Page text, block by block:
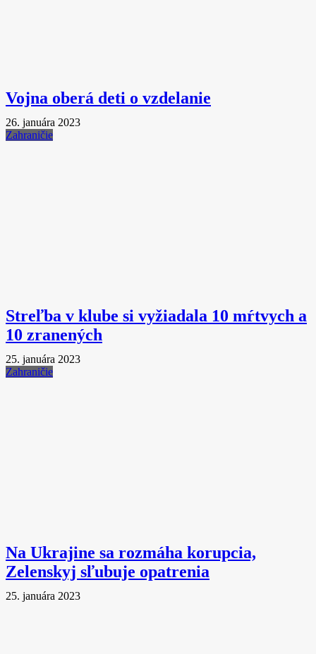
Vojna oberá deti o vzdelanie
26. januára 2023
Zahraničie
Streľba v klube si vyžiadala 10 mŕtvych a
10 zranených
25. januára 2023
Zahraničie
Na Ukrajine sa rozmáha korupcia,
Zelenskyj sľubuje opatrenia
25. januára 2023